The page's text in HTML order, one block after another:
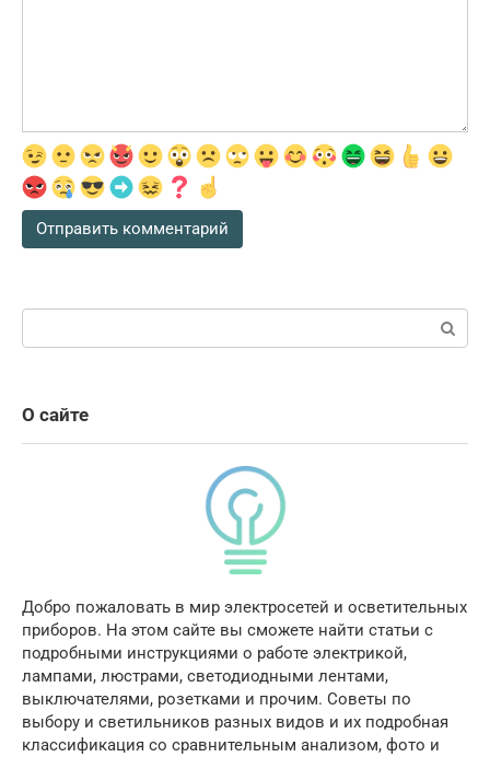
О сайте
Добро пожаловать в мир электросетей и осветительных
приборов. На этом сайте вы сможете найти статьи с
подробными инструкциями о работе электрикой,
лампами, люстрами, светодиодными лентами,
выключателями, розетками и прочим. Советы по
выбору и светильников разных видов и их подробная
классификация со сравнительным анализом, фото и